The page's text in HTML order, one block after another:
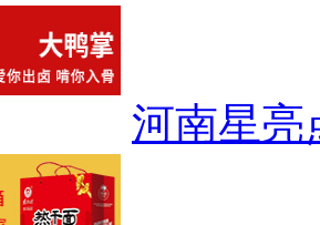
河南星亮